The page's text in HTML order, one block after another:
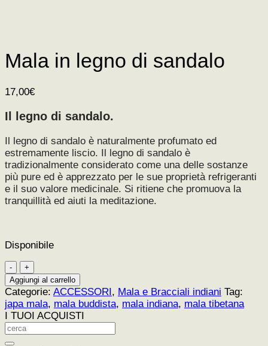
Mala in legno di sandalo
17,00€
Il legno di sandalo.
Il legno di sandalo è naturalmente profumato ed
estremamente liscio. Il legno di sandalo è
tradizionalmente considerato come una delle sostanze
più pure ed è apprezzato per le sue proprietà refrigeranti
e il suo valore medicinale. Si ritiene che promuova la
tranquillità ed aiuti la meditazione.
Disponibile
Mala
in
legno
di
sandalo
quantità
Aggiungi al carrello
Categorie: ACCESSORI , Mala e Bracciali indiani Tag:
japa mala, mala buddista, mala indiana, mala tibetana
I TUOI ACQUISTI